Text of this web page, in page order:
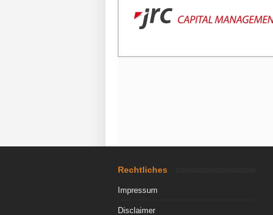
Rechtliches
Impressum
Disclaimer